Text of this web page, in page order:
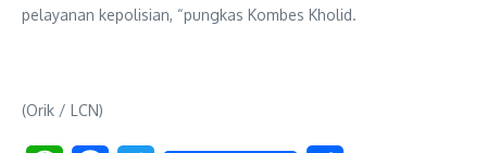
pelayanan kepolisian, “pungkas Kombes Kholid.
(Orik / LCN)